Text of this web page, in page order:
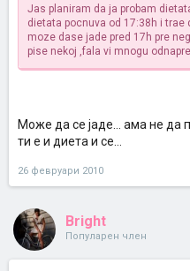
Jas planiram da ja probam
dietata pocnuva od 17:38h i
moze dase jade pred 17h pre
pise nekoj ,fala vi mnogu
Може да се јаде... ама не да
ти е и диета и се...
26 февруари 2010
Bright
Популарен член